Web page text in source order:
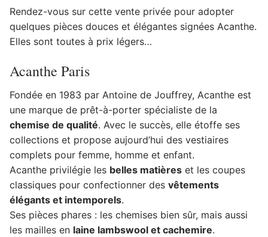
Rendez-vous sur cette vente privée pour adopter
quelques pièces douces et élégantes signées Acanthe.
Elles sont toutes à prix légers…
Acanthe Paris
Fondée en 1983 par Antoine de Jouffrey, Acanthe est
une marque de prêt-à-porter spécialiste de la
chemise de qualité. Avec le succès, elle étoffe ses
collections et propose aujourd’hui des vestiaires
complets pour femme, homme et enfant.
Acanthe privilégie les belles matières et les coupes
classiques pour confectionner des vêtements
élégants et intemporels.
Ses pièces phares : les chemises bien sûr, mais aussi
les mailles en laine lambswool et cachemire.